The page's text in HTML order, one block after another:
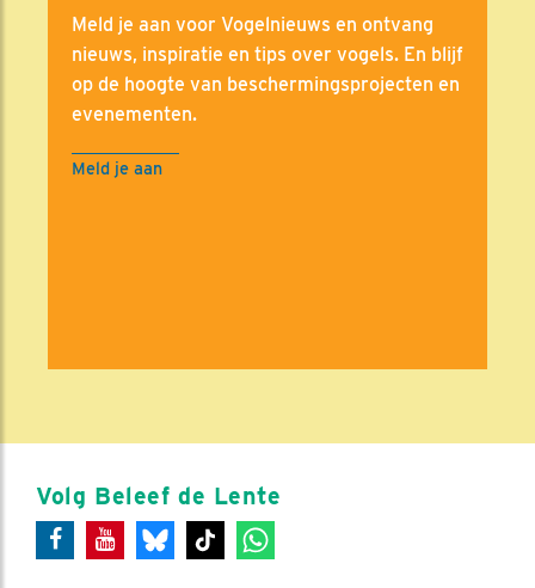
Meld je aan voor Vogelnieuws en ontvang
nieuws, inspiratie en tips over vogels. En blijf
op de hoogte van beschermingsprojecten en
evenementen.
Meld je aan
Volg Beleef de Lente